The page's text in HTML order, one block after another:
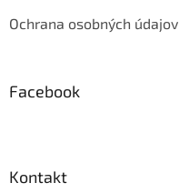
Ochrana osobných údajov
Facebook
Kontakt